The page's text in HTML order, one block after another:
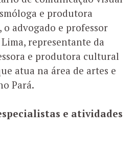
e produtora
o advogado e professor
representante da
e produtora cultural
atua na área de artes e
Pará.
e atividades